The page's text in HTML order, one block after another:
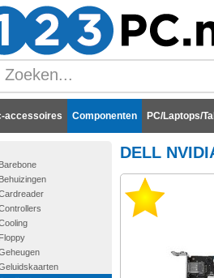
accessoires Componenten PC/Laptops/
Barebone
Behuizingen
Floppy
DELL